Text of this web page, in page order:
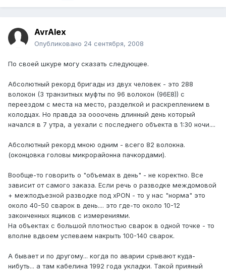
AvrAlex
Опубликовано 24 сентября, 2008
По своей шкуре могу сказать следующее.
Абсолютный рекорд бригады из двух человек - это 288
волокон (3 транзитных муфты по 96 волокон (96Е8)) с
переездом с места на место, разделкой и раскреплением в
колодцах. Но правда за оооочень длинный день который
начался в 7 утра, а уехали с последнего объекта в 1:30 ночи....
Абсолютный рекорд мною одним - всего 82 волокна.
(оконцовка головы микрорайонна пачкордами).
Вообще-то говорить о "объемах в день" - не коректно. Все
зависит от самого заказа. Если речь о разводке междомовой
+ межподъезной разводке под xPON - то у нас "норма" это
около 40-50 сварок в день.... это где-то около 10-12
законченных ящиков с измерениями.
На объектах с большой плотностью сварок в одной точке - то
вполне вдвоем успеваем накрыть 100-140 сварок.
А бывает и по другому... когда по аварии срывают куда-
нибуть... а там кабелина 1992 года укладки. Такой прияный